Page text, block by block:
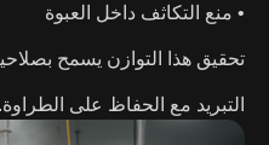
• منع التكاثف داخل العبوة
التبريد مع الحفاظ على الطراوة.